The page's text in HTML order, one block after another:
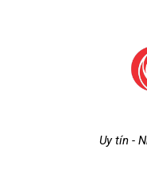
Uy tín -